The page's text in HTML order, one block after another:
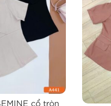
cổ tròn